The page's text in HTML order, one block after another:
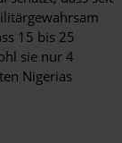
15 bis 25
sie nur 4
Nigerias